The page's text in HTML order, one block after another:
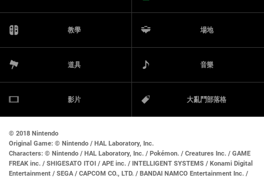
教學 場地
道具 音樂
影片 大亂鬥部落格
© 2018 Nintendo
Original Game: © Nintendo / HAL Laboratory, Inc.
Characters: © Nintendo / HAL Laboratory, Inc. / Pokémon. / Creatures Inc. / GAME
FREAK inc. / SHIGESATO ITOI / APE inc. / INTELLIGENT SYSTEMS / Konami Digital
Entertainment / SEGA / CAPCOM CO., LTD. / BANDAI NAMCO Entertainment Inc. /